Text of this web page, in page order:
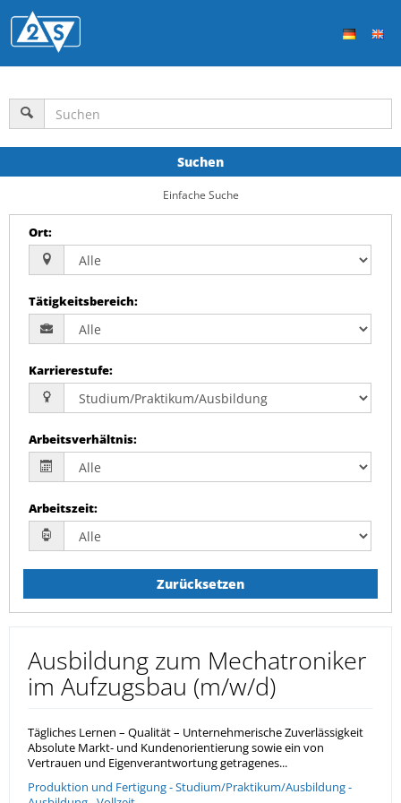
Suchen
Einfache Suche
Ort:
Tätigkeitsbereich:
Karrierestufe:
Arbeitsverhältnis:
Arbeitszeit:
Zurücksetzen
Ausbildung zum Mechatroniker
im Aufzugsbau (m/w/d)
Tägliches Lernen – Qualität – Unternehmerische Zuverlässigkeit
Absolute Markt- und Kundenorientierung sowie ein von
Vertrauen und Eigenverantwortung getragenes...
Produktion und Fertigung - Studium/Praktikum/Ausbildung -